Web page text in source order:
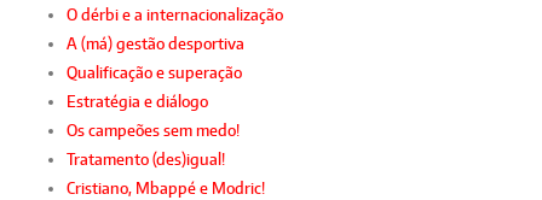
O dérbi e a internacionalização
A (má) gestão desportiva
Qualificação e superação
Estratégia e diálogo
Os campeões sem medo!
Tratamento (des)igual!
Cristiano, Mbappé e Modric!